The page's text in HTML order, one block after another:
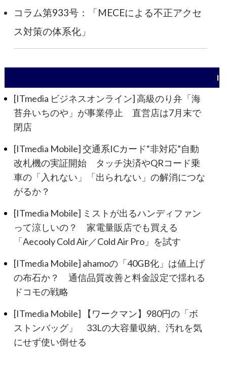
コラム第933号：「MECEによる不正アクセ
ス対策の体系化」
IT
[ITmedia ビジネスオンライン] 高級のり弁「海
苔弁いちのや」が事業停止 直営店は7月末で
閉店
[ITmedia Mobile] 交通系ICカード“非対応”自動
改札機の実証開始 タッチ決済やQRコード乗
車の「入れない」「出られない」の解消につな
がるか？
[ITmedia Mobile] ミストが出るハンディファン
って涼しいの？ 家電量販店でも買える
「Aecooly Cold Air／Cold Air Pro」を試す
[ITmedia Mobile] ahamoの「40GB化」は値上げ
の布石か？ 通信品質改善と料金設定で揺れる
ドコモの戦略
[ITmedia Mobile] 【ワークマン】980円の「ボ
ストンバッグ」 33Lの大容量収納、汚れを気
にせず使い倒せる